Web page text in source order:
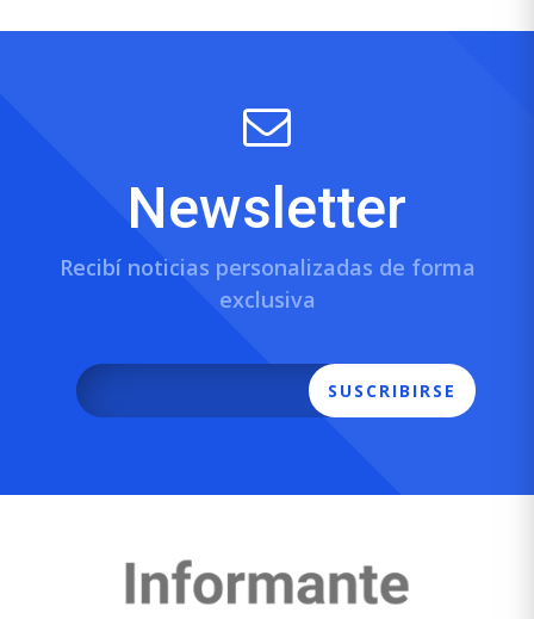
Newsletter
Recibí noticias personalizadas de forma
exclusiva
SUSCRIBIRSE